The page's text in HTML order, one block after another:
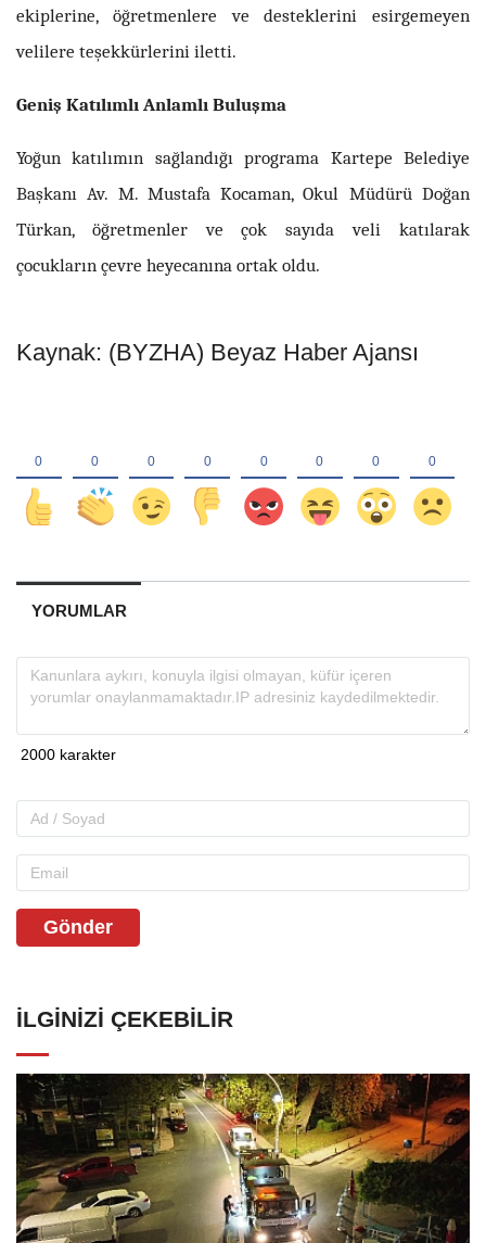
ekiplerine, öğretmenlere ve desteklerini esirgemeyen
velilere teşekkürlerini iletti.
Geniş Katılımlı Anlamlı Buluşma
Yoğun katılımın sağlandığı programa Kartepe Belediye
Başkanı Av. M. Mustafa Kocaman, Okul Müdürü Doğan
Türkan, öğretmenler ve çok sayıda veli katılarak
çocukların çevre heyecanına ortak oldu.
Kaynak: (BYZHA) Beyaz Haber Ajansı
YORUMLAR
Gönder
İLGINIZI ÇEKEBILIR